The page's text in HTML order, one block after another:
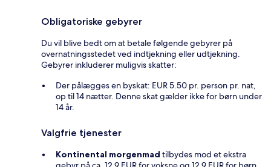
Obligatoriske gebyrer
Du vil blive bedt om at betale følgende gebyrer på
overnatningsstedet ved indtjekning eller udtjekning.
Gebyrer inkluderer muligvis skatter:
Der pålægges en byskat: EUR 5.50 pr. person pr. nat,
op til 14 nætter. Denne skat gælder ikke for børn under
14 år.
Valgfrie tjenester
Kontinental morgenmad tilbydes mod et ekstra